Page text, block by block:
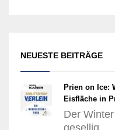
NEUESTE BEITRÄGE
Prien on Ice:
Eisfläche in
Der